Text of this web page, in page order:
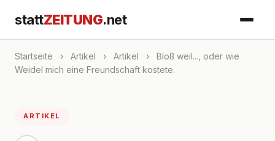
stattZEITUNG.net
Startseite › Artikel › Artikel ›
Bloß weil..., oder wie
Weidel mich eine Freundschaft kostete.
ARTIKEL